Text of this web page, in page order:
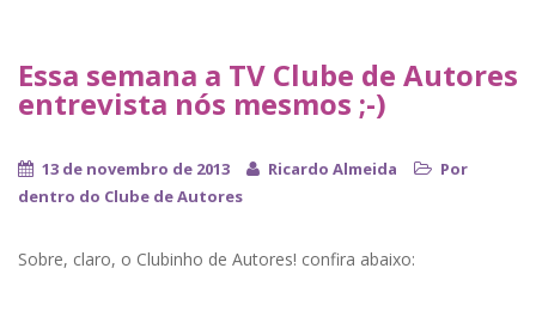
Essa semana a TV Clube de Autores
entrevista nós mesmos ;-)
13 de novembro de 2013 Ricardo Almeida
Por
dentro do Clube de Autores
Sobre, claro, o Clubinho de Autores! confira abaixo: